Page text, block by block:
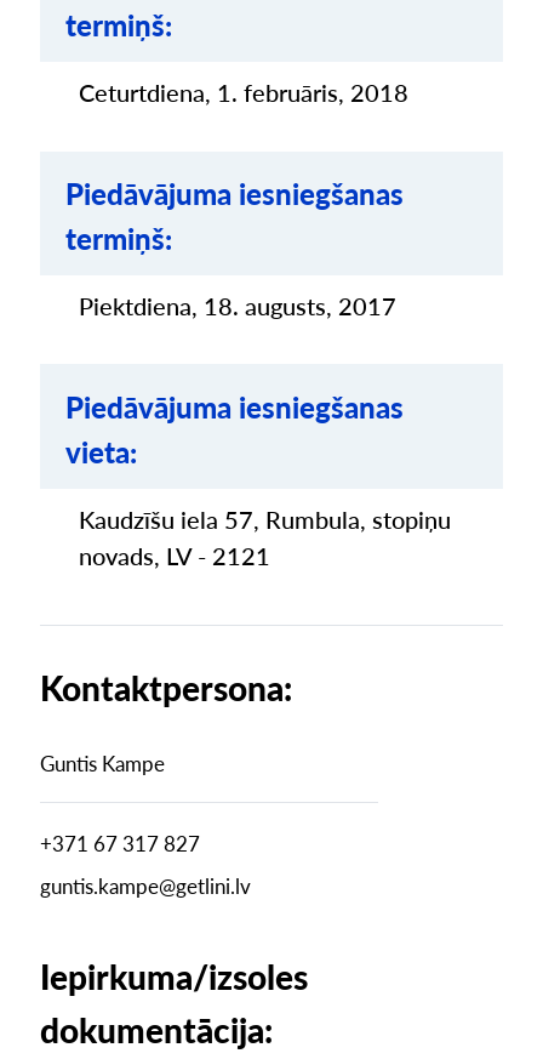
termiņš:
Ceturtdiena, 1. februāris, 2018
Piedāvājuma iesniegšanas
termiņš:
Piektdiena, 18. augusts, 2017
Piedāvājuma iesniegšanas
vieta:
Kaudzīšu iela 57, Rumbula, stopiņu
novads, LV - 2121
Kontaktpersona:
Guntis Kampe
+371 67 317 827
guntis.kampe@getlini.lv
Iepirkuma/izsoles
dokumentācija: